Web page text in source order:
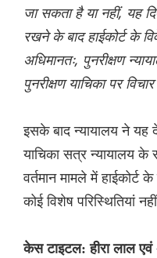
जा सकता है या नहीं, यह
रखने के बाद हाईकोर्ट के
अधिमानतः, पुनरीक्षण
पुनरीक्षण याचिका पर
इसके बाद न्यायालय ने यह
याचिका सत्र न्यायालय
वर्तमान मामले में
कोई विशेष परिस्थितियां
केस टाइटल: हीरा लाल एवं